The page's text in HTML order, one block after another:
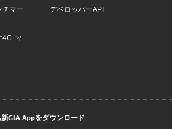
チマー
4C
デベロッパーAPI
新GIA Appをダウンロード